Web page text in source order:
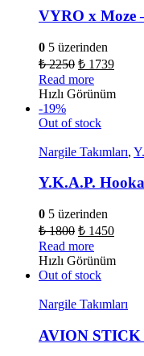
VYRO x Moze
0 5 üzerinden
₺2250 ₺ 1739
Read more
Hızlı Görünüm
-19%
Out of stock
Nargile Takımları,
Y.K.A.P.
0 5 üzerinden
₺1800 ₺ 1450
Read more
Hızlı Görünüm
Out of stock
Nargile Takımları
AVION